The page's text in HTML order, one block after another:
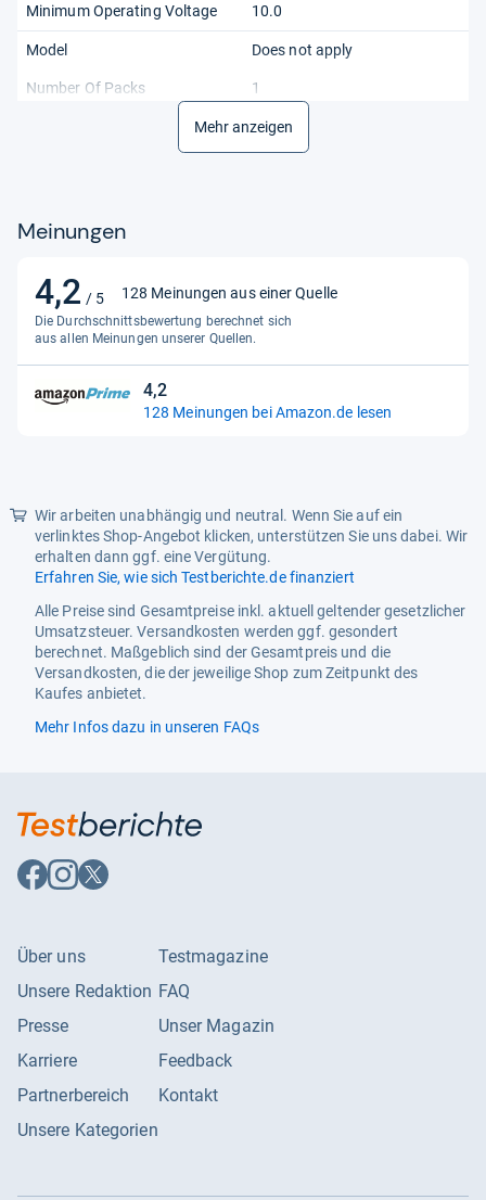
Minimum Operating Voltage 10.0
Model Does not apply
Number Of Packs 1
Package Dimensions LxWxH 3.35x2.13x0.67 Inches
Style
Unit Count 1.0
Upper Temperature Rating 55.0
Weight 0.04 Pounds
Mehr anzeigen
Meinungen
4,2 / 5
4,2
von
5
Sternen
128 Meinungen aus einer Quelle
Die Durchschnittsbewertung berechnet sich
aus allen Meinungen unserer Quellen.
4,2
4,2
von
128 Meinungen bei Amazon.de lesen
Wir arbeiten unabhängig und neutral. Wenn Sie auf ein
verlinktes Shop-Angebot klicken, unterstützen Sie uns dabei. Wir
erhalten dann ggf. eine Vergütung.
Erfahren Sie, wie sich Testberichte.de finanziert
Alle Preise sind Gesamtpreise inkl. aktuell geltender gesetzlicher
Umsatzsteuer. Versandkosten werden ggf. gesondert
berechnet. Maßgeblich sind der Gesamtpreis und die
Versandkosten, die der jeweilige Shop zum Zeitpunkt des
Kaufes anbietet.
Mehr Infos dazu in unseren FAQs
Auf
Facebook
Auf
Instagram
Auf
X
Über uns
Unsere Redaktion
Presse
Karriere
Partnerbereich
Unsere Kategorien
Testmagazine
FAQ
Unser Magazin
Feedback
Kontakt